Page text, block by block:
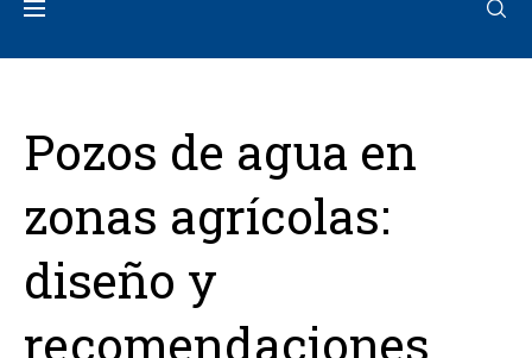
Pozos de agua en
zonas agrícolas:
diseño y
recomendaciones